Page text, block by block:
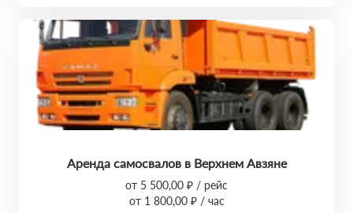
Аренда самосвалов в Верхнем Авзяне
от 5 500,00 ₽ / рейс
от 1 800,00 ₽ / час